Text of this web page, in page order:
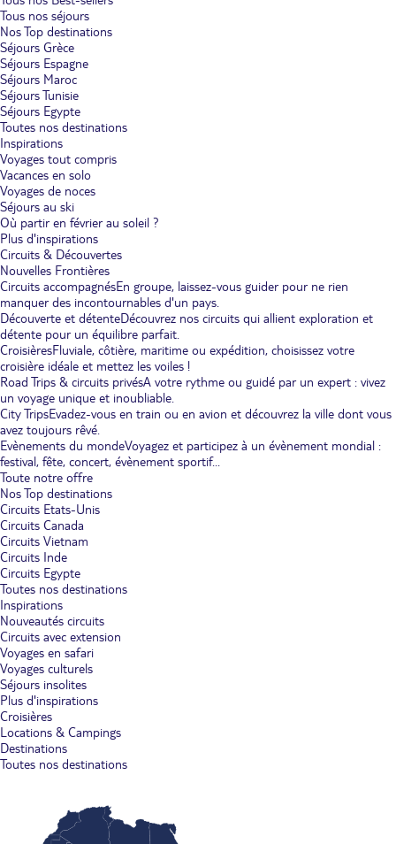
Tous nos séjours
Nos Top destinations
Séjours Grèce
Séjours Espagne
Séjours Maroc
Séjours Tunisie
Séjours Egypte
Toutes nos destinations
Inspirations
Voyages tout compris
Vacances en solo
Voyages de noces
Séjours au ski
Où partir en février au soleil ?
Plus d'inspirations
Circuits & Découvertes
Nouvelles Frontières
Circuits accompagnésEn groupe, laissez-vous guider pour ne rien
manquer des incontournables d'un pays.
Découverte et détenteDécouvrez nos circuits qui allient exploration et
détente pour un équilibre parfait.
CroisièresFluviale, côtière, maritime ou expédition, choisissez votre
croisière idéale et mettez les voiles !
Road Trips & circuits privésA votre rythme ou guidé par un expert : vivez
un voyage unique et inoubliable.
City TripsEvadez-vous en train ou en avion et découvrez la ville dont vous
avez toujours rêvé.
Evènements du mondeVoyagez et participez à un évènement mondial :
festival, fête, concert, évènement sportif...
Toute notre offre
Nos Top destinations
Circuits Etats-Unis
Circuits Canada
Circuits Vietnam
Circuits Inde
Circuits Egypte
Toutes nos destinations
Inspirations
Nouveautés circuits
Circuits avec extension
Voyages en safari
Voyages culturels
Séjours insolites
Plus d'inspirations
Croisières
Locations & Campings
Destinations
Toutes nos destinations